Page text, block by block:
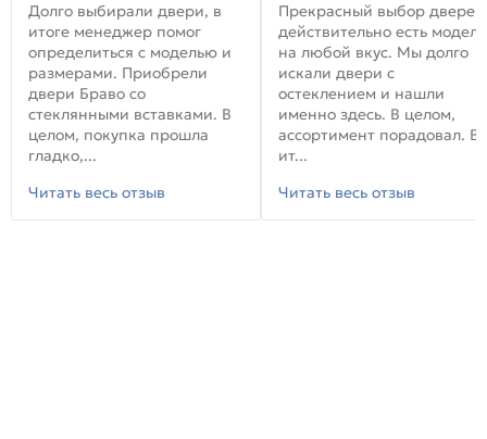
Долго выбирали двери, в
итоге менеджер помог
определиться с моделью и
размерами. Приобрели
двери Браво со
стеклянными вставками. В
целом, покупка прошла
гладко,...
Читать весь отзыв
Прекрасный выбор
действительно есть модели
на любой вкус. Мы долго
искали двери с
остеклением и нашли
именно здесь. В целом,
ассортимент порадовал. В
ит...
Читать весь отзыв